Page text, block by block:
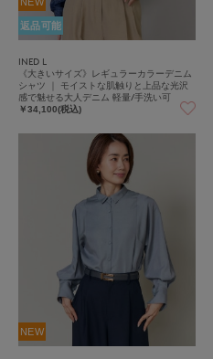
返品可能
INED L
《大きいサイズ》レギュラーカラーデニム
シャツ ｜ モイストな肌触りと上品な光沢
感で魅せる大人デニム 軽量/手洗い可
￥34,100(税込)
NEW